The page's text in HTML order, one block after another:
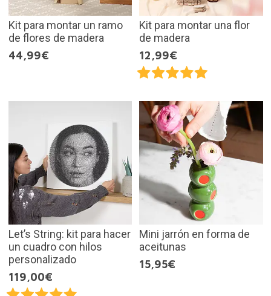
Kit para montar un ramo
de flores de madera
44,99€
Kit para montar una flor
de madera
12,99€
Let’s String: kit para hacer
un cuadro con hilos
personalizado
119,00€
Mini jarrón en forma de
aceitunas
15,95€